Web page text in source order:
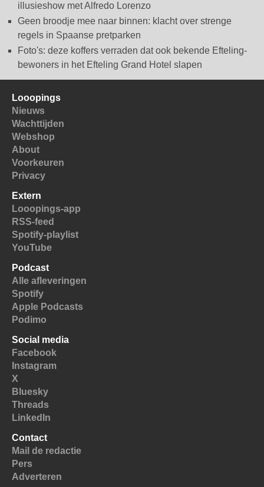
illusieshow met Alfredo Lorenzo
Geen broodje mee naar binnen: klacht over strenge
regels in Spaanse pretparken
Foto's: deze koffers verraden dat ook bekende Efteling-
bewoners in het Efteling Grand Hotel slapen
Looopings
Nieuws
Wachttijden
Webshop
About
Voorkeuren
Privacy
Extern
Looopings-app
RSS-feed
Spotify-playlist
YouTube
Podcast
Alle afleveringen
Spotify
Apple Podcasts
Podimo
Social media
Facebook
Instagram
X
Bluesky
Threads
LinkedIn
Contact
Mail de redactie
Pers
Adverteren